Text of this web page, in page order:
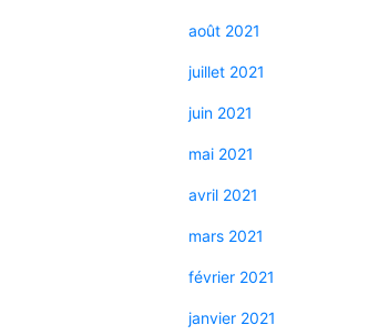
août 2021
juillet 2021
juin 2021
mai 2021
avril 2021
mars 2021
février 2021
janvier 2021